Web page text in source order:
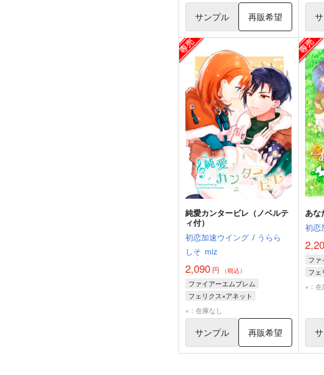
サンプル 再販希望
純愛カンタービレ（ノベルテ
ィ付）
初恋加速ウイング / うらら
しそ miz
2,090 円 （税込）
ファイアーエムブレム
フェリクス×アネット
フェリクス
×：在庫なし
サンプル 再販希望
あな
初恋
ファ
フェ
フェ
×：在